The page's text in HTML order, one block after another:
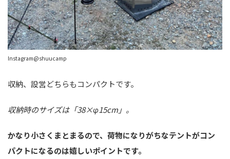
Instagram@shuucamp
収納、設営どちらもコンパクトです。
収納時のサイズは「38×φ15cm」。
かなり小さくまとまるので、荷物になりがちなテントがコン
パクトになるのは嬉しいポイントです。